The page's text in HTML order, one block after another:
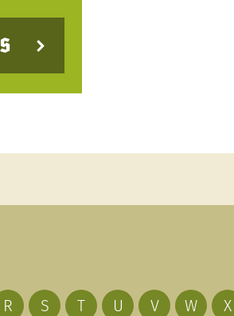
R S T U V W X